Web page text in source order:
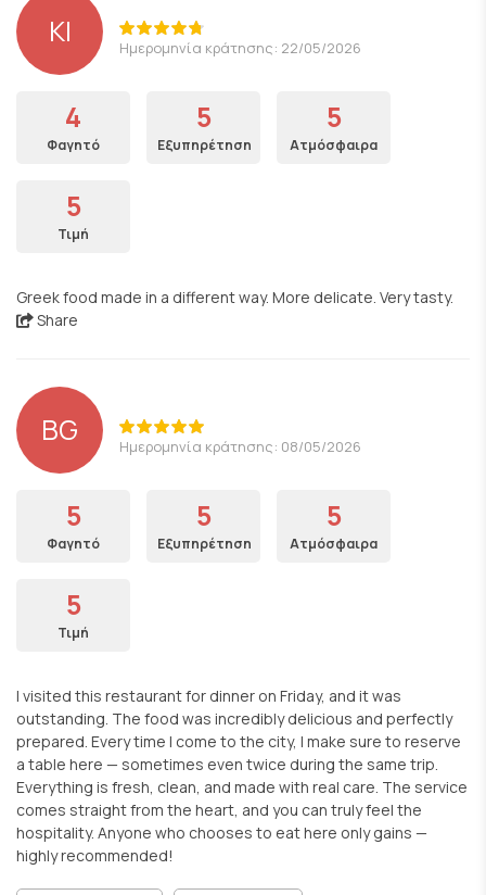
KI Ημερομηνία κράτησης: 22/05/2026
4
Φαγητό
5
Εξυπηρέτηση
5
Ατμόσφαιρα
5
Τιμή
Greek food made in a different way. More delicate. Very tasty.
Share
BG Ημερομηνία κράτησης: 08/05/2026
5
Φαγητό
5
Εξυπηρέτηση
5
Ατμόσφαιρα
5
Τιμή
I visited this restaurant for dinner on Friday, and it was
outstanding. The food was incredibly delicious and perfectly
prepared. Every time I come to the city, I make sure to reserve
a table here — sometimes even twice during the same trip.
Everything is fresh, clean, and made with real care. The service
comes straight from the heart, and you can truly feel the
hospitality. Anyone who chooses to eat here only gains —
highly recommended!